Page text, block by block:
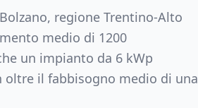
Bolzano, regione Trentino-Alto
medio di 1200
un impianto da 6 kWp
oltre il fabbisogno medio di una